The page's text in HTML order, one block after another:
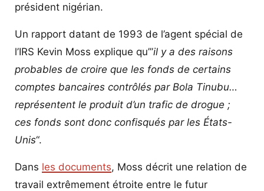
président nigérian.
Un rapport datant de 1993 de l’agent spécial de
l’IRS Kevin Moss explique qu’”il y a des raisons
probables de croire que les fonds de certains
comptes bancaires contrôlés par Bola Tinubu…
représentent le produit d’un trafic de drogue ;
ces fonds sont donc confisqués par les États-
Unis“.
Dans les documents, Moss décrit une relation de
travail extrêmement étroite entre le futur